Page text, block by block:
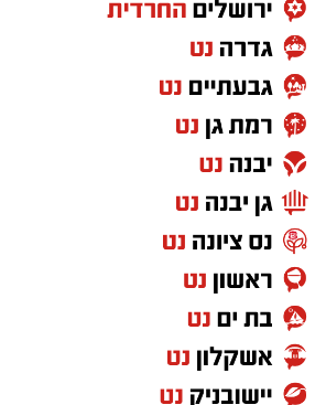
קשיים באספקת הדם לבתי החולים
להביא לפגיעה של ממש בפעילות
השוטפת, לדחיית ניתוחים
למצבי חירום.
בשירותי הדם של מד"א פונים לכל
עומדים במדדי משרד הבריאות
ולתרום דם בנקודות ההתרמה של
מד"א ברחבי הארץ שפועלות
משרד הבריאות.